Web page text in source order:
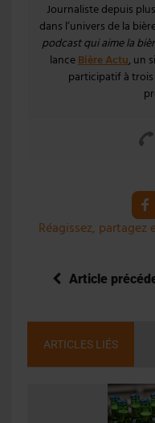
Journaliste depuis
dans l’univers de la
podcast qui aime la
lance Bière Actu, un
participatif à
Réagissez, partagez
Article
ARTICLES LIÉS